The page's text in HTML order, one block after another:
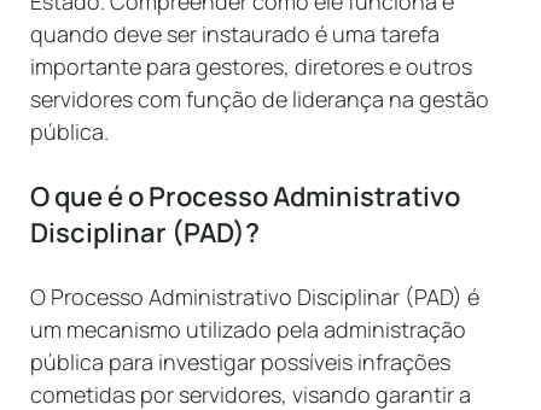
quando deve ser instaurado é uma tarefa
importante para gestores, diretores e outros
servidores com função de liderança na gestão
pública.
O que é o Processo Administrativo
Disciplinar (PAD)?
O Processo Administrativo Disciplinar (PAD) é
um mecanismo utilizado pela administração
pública para investigar possíveis infrações
cometidas por servidores, visando garantir a